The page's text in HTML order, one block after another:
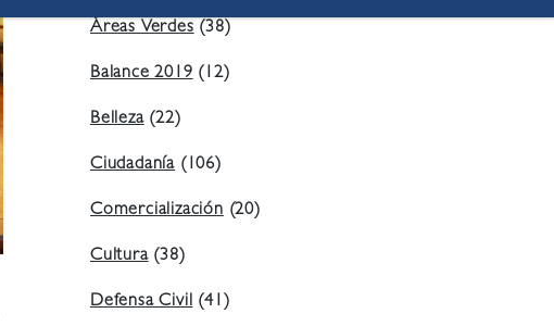
Áreas Verdes(38)
Balance 2019(12)
Belleza(22)
Ciudadanía (106)
Comercialización(20)
Cultura(38)
Defensa Civil(41)